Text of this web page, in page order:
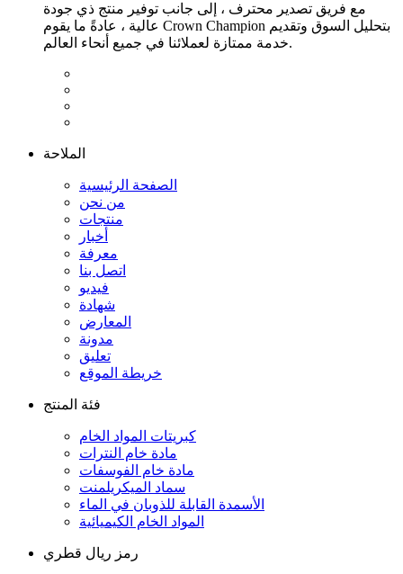
مع فريق تصدير محترف ، إلى جانب توفير منتج ذي جودة
عالية ، عادةً ما يقوم Crown Champion بتحليل السوق وتقديم
خدمة ممتازة لعملائنا في جميع أنحاء العالم.
الملاحة
الصفحة الرئيسية
من نحن
منتجات
أخبار
معرفة
اتصل بنا
فيديو
شهادة
المعارض
مدونة
تعليق
خريطة الموقع
فئة المنتج
كبريتات المواد الخام
مادة خام النترات
مادة خام الفوسفات
سماد الميكريلمنت
الأسمدة القابلة للذوبان في الماء
المواد الخام الكيميائية
رمز ريال قطري